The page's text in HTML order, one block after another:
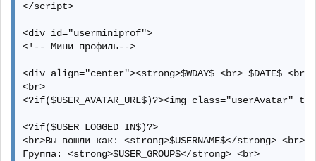
</script>
<div id="userminiprof">
<!-- Мини профиль-->
<div align="center"><strong>$WDAY$ <br> $DATE$
<br>
<?if($USER_AVATAR_URL$)?><img
<?if($USER_LOGGED_IN$)?>
<br>Вы вошли как: <strong>$USERNAME$</strong> <br>
Группа: <strong>$USER_GROUP$</strong> <br>